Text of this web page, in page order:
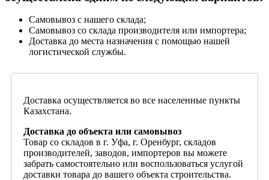
Самовывоз с нашего склада;
Самовывоз со склада производителя или импортера;
Доставка до места назначения с помощью нашей
логистической службы.
Доставка осуществляется во все населенные пункты
Казахстана.
Доставка до объекта или самовывоз
Товар со складов в г. Уфа, г. Оренбург, складов
производителей, заводов, импортеров вы можете
забрать самостоятельно или воспользоваться услугой
доставки товара до вашего объекта строительства.